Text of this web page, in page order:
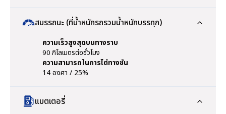
สมรรถนะ (ที่น้ำหนักรถรวมน้ำหนักบรรทุก)
ความเร็วสูงสุดบนทางราบ
90 กิโลเมตรต่อชั่วโมง
ความสามารถในการไต่ทางชัน
14 องศา / 25%
แบตเตอรี่